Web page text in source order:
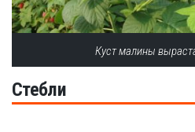
Куст малины
Стебли